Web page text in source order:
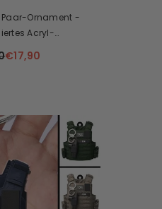
Paar-Ornament -
Acryl-
€17,90